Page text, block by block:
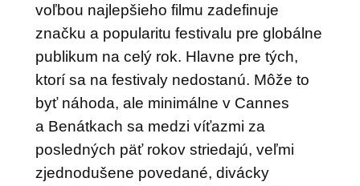
voľbou najlepšieho filmu zadefinuje
značku a popularitu festivalu pre globálne
publikum na celý rok. Hlavne pre tých,
ktorí sa na festivaly nedostanú. Môže to
byť náhoda, ale minimálne v Cannes
a Benátkach sa medzi víťazmi za
posledných päť rokov striedajú, veľmi
zjednodušene povedané, divácky